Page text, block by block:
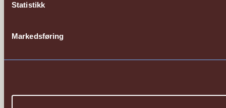
Statistikk
Markedsføring